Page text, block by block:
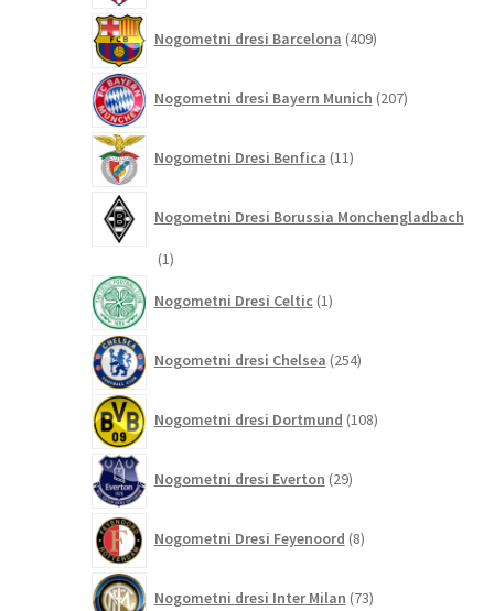
Nogometni dresi Barcelona 409izdelkov
Nogometni dresi Bayern Munich 207izdelkov
Nogometni Dresi Benfica 11izdelkov
Nogometni Dresi Borussia Monchengladbach
11
Nogometni Dresi Celtic 1izdelek
Nogometni dresi Chelsea 254izdelkov
Nogometni dresi Dortmund 108izdelkov
Nogometni dresi Everton 29izdelkov
Nogometni Dresi Feyenoord 8izdelkov
Nogometni dresi Inter Milan 73